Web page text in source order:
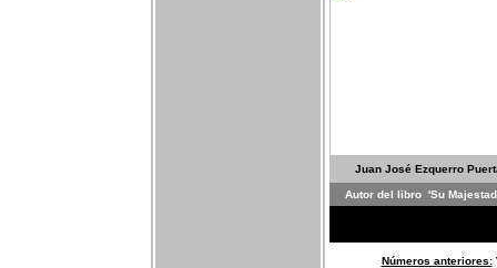
Juan José Ezquerro
Autor del libro 'Su
Números anteriores: